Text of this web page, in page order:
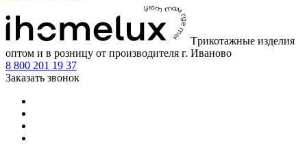
Tрикотажные изделия
оптом и в розницу от производителя г. Иваново
8 800 201 19 37
Заказать звонок